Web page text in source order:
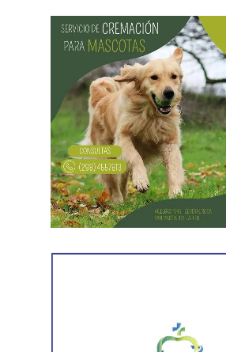
Desde Vialidad Nacional informaron
próximas semanas, el operativo de
reforzado con dos nuevas
camiones bacheadores, lo que
el ritmo de ejecución y optimizar
mantenimiento en distintos puntos
Por otra parte, el organismo avanza
sectores más deteriorados y mejorar